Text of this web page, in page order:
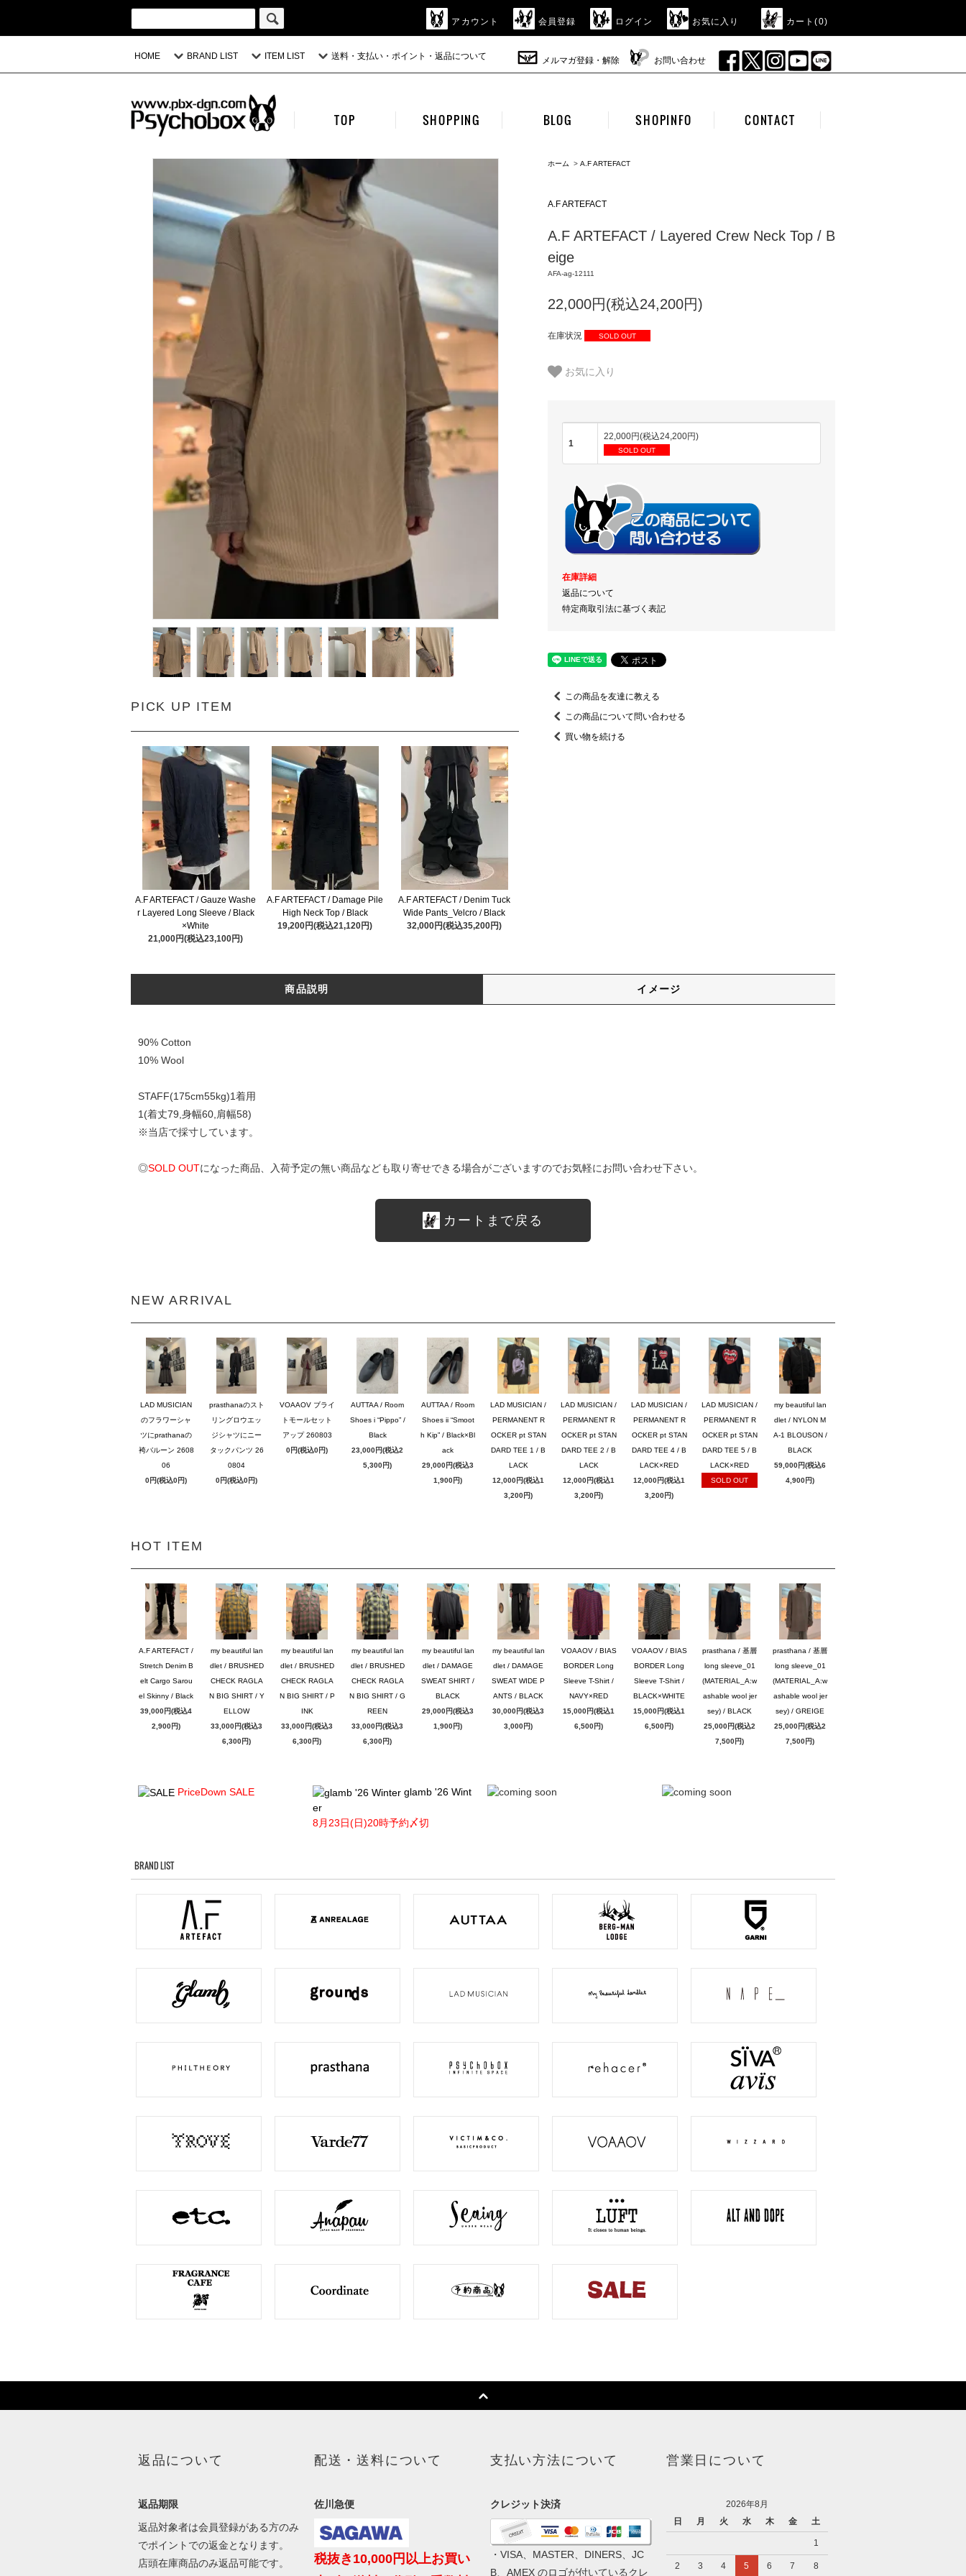
アカウント 会員登録 ログイン お気に入り カート(0)
HOME BRAND LIST ITEM LIST 送料・支払い・ポイント・返品について メルマガ登録・解除 お問い合わせ
TOP SHOPPING BLOG SHOPINFO CONTACT
PICK UP ITEM
A.F ARTEFACT / Gauze Washe
r Layered Long Sleeve / Black
×White
21,000円(税込23,100円)
A.F ARTEFACT / Damage Pile
High Neck Top / Black
19,200円(税込21,120円)
A.F ARTEFACT / Denim Tuck
Wide Pants_Velcro / Black
32,000円(税込35,200円)
ホーム > A.F ARTEFACT
A.F ARTEFACT
A.F ARTEFACT / Layered Crew Neck Top / B
eige
AFA-ag-12111
22,000円(税込24,200円)
在庫状況 SOLD OUT
お気に入り
1
22,000円(税込24,200円)
SOLD OUT
在庫詳細
返品について
特定商取引法に基づく表記
この商品を友達に教える
この商品について問い合わせる
買い物を続ける
商品説明 イメージ
90% Cotton
10% Wool
STAFF(175cm55kg)1着用
1(着丈79,身幅60,肩幅58)
※当店で採寸しています。
◎SOLD OUTになった商品、入荷予定の無い商品なども取り寄せできる場合がございますのでお気軽にお問い合わせ下さい。
カートまで戻る
NEW ARRIVAL
LAD MUSICIAN
のフラワーシャ
ツにprathanaの
袴バルーン 2608
06
0円(税込0円)
prasthanaのスト
リングロウエッ
ジシャツにニー
タックパンツ 26
0804
0円(税込0円)
VOAAOV ブライ
トモールセット
アップ 260803
0円(税込0円)
AUTTAA / Room
Shoes i “Pippo” /
Black
23,000円(税込2
5,300円)
AUTTAA / Room
Shoes ii “Smoot
h Kip” / Black×Bl
ack
29,000円(税込3
1,900円)
LAD MUSICIAN /
PERMANENT R
OCKER pt STAN
DARD TEE 1 / B
LACK
12,000円(税込1
3,200円)
LAD MUSICIAN /
PERMANENT R
OCKER pt STAN
DARD TEE 2 / B
LACK
12,000円(税込1
3,200円)
LAD MUSICIAN /
PERMANENT R
OCKER pt STAN
DARD TEE 4 / B
LACK×RED
12,000円(税込1
3,200円)
LAD MUSICIAN /
PERMANENT R
OCKER pt STAN
DARD TEE 5 / B
LACK×RED
SOLD OUT
my beautiful lan
dlet / NYLON M
A-1 BLOUSON /
BLACK
59,000円(税込6
4,900円)
HOT ITEM
A.F ARTEFACT /
Stretch Denim B
elt Cargo Sarou
el Skinny / Black
39,000円(税込4
2,900円)
my beautiful lan
dlet / BRUSHED
CHECK RAGLA
N BIG SHIRT / Y
ELLOW
33,000円(税込3
6,300円)
my beautiful lan
dlet / BRUSHED
CHECK RAGLA
N BIG SHIRT / P
INK
33,000円(税込3
6,300円)
my beautiful lan
dlet / BRUSHED
CHECK RAGLA
N BIG SHIRT / G
REEN
33,000円(税込3
6,300円)
my beautiful lan
dlet / DAMAGE
SWEAT SHIRT /
BLACK
29,000円(税込3
1,900円)
my beautiful lan
dlet / DAMAGE
SWEAT WIDE P
ANTS / BLACK
30,000円(税込3
3,000円)
VOAAOV / BIAS
BORDER Long
Sleeve T-Shirt /
NAVY×RED
15,000円(税込1
6,500円)
VOAAOV / BIAS
BORDER Long
Sleeve T-Shirt /
BLACK×WHITE
15,000円(税込1
6,500円)
prasthana / 基層
long sleeve_01
(MATERIAL_A:w
ashable wool jer
sey) / BLACK
25,000円(税込2
7,500円)
prasthana / 基層
long sleeve_01
(MATERIAL_A:w
ashable wool jer
sey) / GREIGE
25,000円(税込2
7,500円)
PriceDown SALE
glamb '26 Wint
er
8月23日(日)20時予約〆切
BRAND LIST
返品について
返品期限
返品対象者は会員登録がある方のみ
でポイントでの返金となります。
店頭在庫商品のみ返品可能です。
配送・送料について
佐川急便
税抜き10,000円以上お買い
支払い方法について
クレジット決済
・VISA、MASTER、DINERS、JC
B、AMEX のロゴが付いているクレ
営業日について
2026年8月
日
月 火 水 木 金 土
1
2 3 4 5 6 7 8